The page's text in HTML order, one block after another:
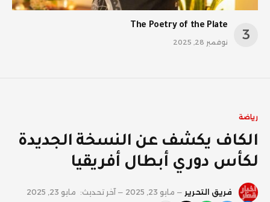
The Poetry of the Plate
نوفمبر 28, 2025
رياضة
الكاف يكشف عن النسخة الجديدة
لكأس دوري أبطال أفريقيا
فريق التحرير مايو 23, 2025 آخر تحديث: مايو 23, 2025